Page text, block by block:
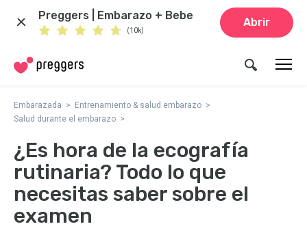
Preggers | Embarazo + Bebe
(10k)
Abrir
Embarazada
Entrenamiento & salud embarazo
Salud durante el embarazo
¿Es hora de la ecografía
rutinaria? Todo lo que
necesitas saber sobre el
examen